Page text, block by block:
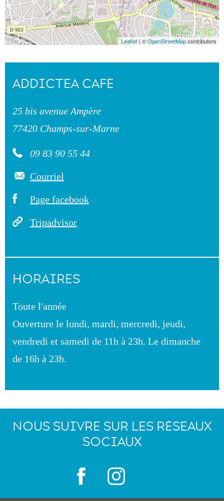
Leaflet | ©OpenStreetMapcontributors
ADDICTEA CAFE
25 bis avenue Ampère
77420 Champs-sur-Marne
09 83 90 55 44
Courriel
Page facebook
Tripadvisor
HORAIRES
Toute l'année
Ouverture le lundi, mardi, mercredi, jeudi,
vendredi et samedi de 11h à 23h. Le dimanche
de 16h à 23h.
NOUS SUIVRE SUR LES RÉSEAUX
SOCIAUX